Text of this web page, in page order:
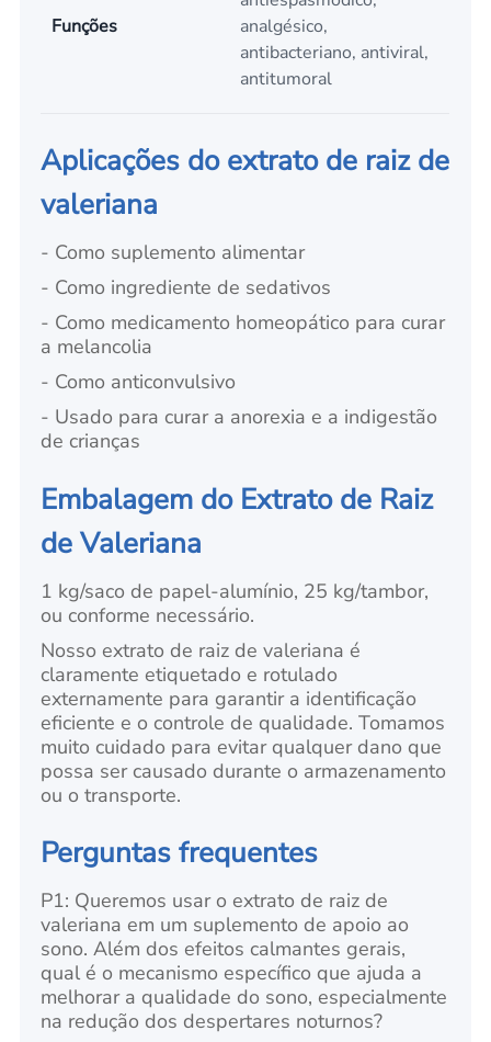
Funções
analgésico,
antibacteriano, antiviral,
antitumoral
Aplicações do extrato de raiz de
valeriana
- Como suplemento alimentar
- Como ingrediente de sedativos
- Como medicamento homeopático para curar
a melancolia
- Como anticonvulsivo
- Usado para curar a anorexia e a indigestão
de crianças
Embalagem do Extrato de Raiz
de Valeriana
1 kg/saco de papel-alumínio, 25 kg/tambor,
ou conforme necessário.
Nosso extrato de raiz de valeriana é
claramente etiquetado e rotulado
externamente para garantir a identificação
eficiente e o controle de qualidade. Tomamos
muito cuidado para evitar qualquer dano que
possa ser causado durante o armazenamento
ou o transporte.
Perguntas frequentes
P1: Queremos usar o extrato de raiz de
valeriana em um suplemento de apoio ao
sono. Além dos efeitos calmantes gerais,
qual é o mecanismo específico que ajuda a
melhorar a qualidade do sono, especialmente
na redução dos despertares noturnos?